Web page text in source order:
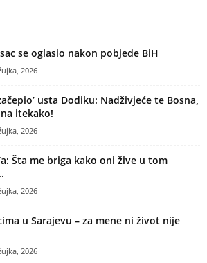
se oglasio nakon pobjede BiH
2026
usta Dodiku: Nadživjeće te Bosna,
itekako!
2026
Šta me briga kako oni žive u tom
2026
u Sarajevu – za mene ni život nije
2026